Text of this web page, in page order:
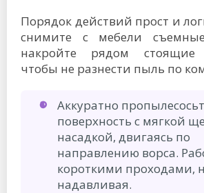
Порядок действий прост и
снимите с мебели
накройте рядом стоящие
чтобы не разнести пыль по
Аккуратно
поверхность с мягкой
насадкой, двигаясь по
направлению ворса.
короткими проходами,
надавливая.